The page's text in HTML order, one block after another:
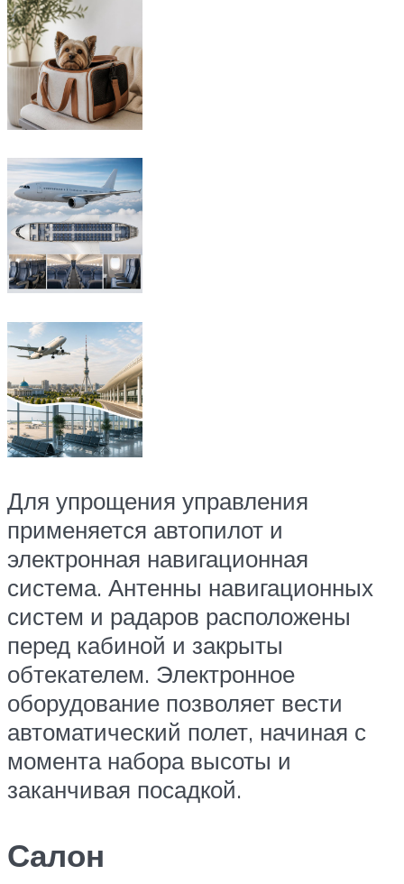
Для упрощения управления
применяется автопилот и
электронная навигационная
система. Антенны навигационных
систем и радаров расположены
перед кабиной и закрыты
обтекателем. Электронное
оборудование позволяет вести
автоматический полет, начиная с
момента набора высоты и
заканчивая посадкой.
Салон